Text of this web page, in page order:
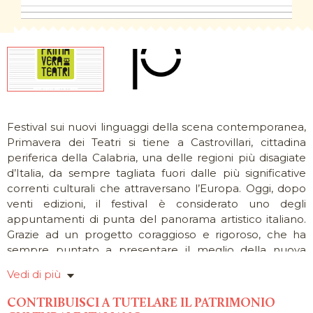
Festival sui nuovi linguaggi della scena contemporanea,
Primavera dei Teatri si tiene a Castrovillari, cittadina
periferica della Calabria, una delle regioni più disagiate
d’Italia, da sempre tagliata fuori dalle più significative
correnti culturali che attraversano l’Europa. Oggi, dopo
venti edizioni, il festival è considerato uno degli
appuntamenti di punta del panorama artistico italiano.
Grazie ad un progetto coraggioso e rigoroso, che ha
sempre puntato a presentare il meglio della nuova
diventata un punto di riferimento imprescindibile per
operatori, critici, artisti e per il pubblico proveniente da
Vedi di più
CONTRIBUISCI A TUTELARE IL PATRIMONIO